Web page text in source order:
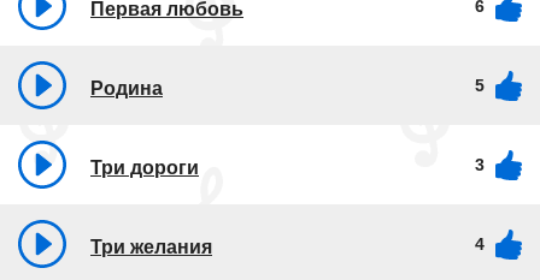
Первая любовь 6
Родина 5
Три дороги 3
Три желания 4